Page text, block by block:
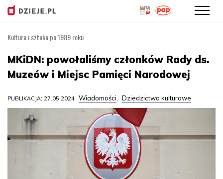
treści
Kultura i sztuka po 1989 roku
MKiDN: powołaliśmy członków Rady ds.
Muzeów i Miejsc Pamięci Narodowej
PUBLIKACJA: 27.05.2024 Wiadomości, Dziedzictwo kulturowe